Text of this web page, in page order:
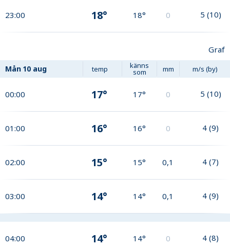
23:00 18° 18° 0 5 (10)
Graf
Mån 10 aug temp känns
som mm m/s (by)
00:00 17° 17° 0 5 (10)
01:00 16° 16° 0 4 (9)
02:00 15° 15° 0,1 4 (7)
03:00 14° 14° 0,1 4 (9)
04:00 14° 14° 0 4 (8)